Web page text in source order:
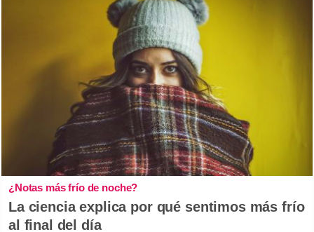
¿Notas más frío de noche?
La ciencia explica por qué sentimos más frío
al final del día